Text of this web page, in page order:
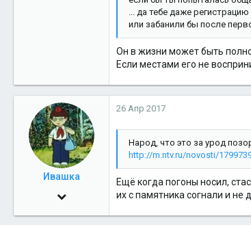
... да тебе даже
или забанили бы после
Он в жизни может быть
Если местами его не
Ивашка
24 Сен 2013
1,432
26 Апр 2017
Народ, что это за урод
http://m.ntv.ru/novosti/
Ещё когда погоны носил,
их с памятника согнали и не